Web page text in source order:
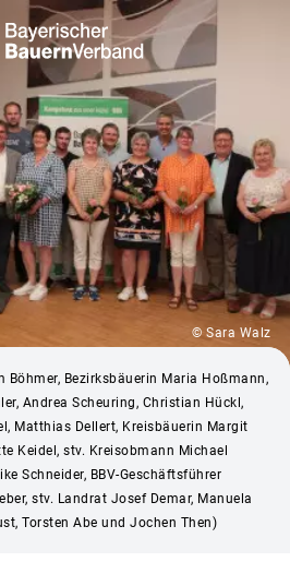
© Sara Walz
Böhmer, Bezirksbäuerin Maria Hoßmann,
Andrea Scheuring, Christian Hückl,
Matthias Dellert, Kreisbäuerin Margit
Keidel, stv. Kreisobmann Michael
Schneider, BBV-Geschäftsführer
stv. Landrat Josef Demar, Manuela
Torsten Abe und Jochen Then)